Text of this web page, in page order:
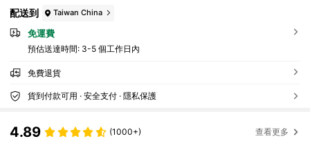
配送到 Taiwan China
免運費
預估送達時間: 3-5 個工作日內
免費退貨
貨到付款可用 · 安全支付 · 隱私保護
4.89 (1000+) 查看更多